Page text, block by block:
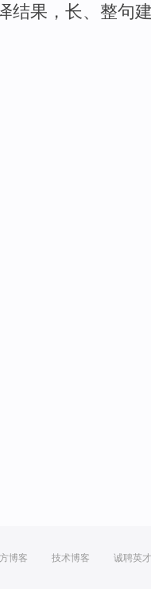
结果，长、整句
博客 技术博客 诚聘英才